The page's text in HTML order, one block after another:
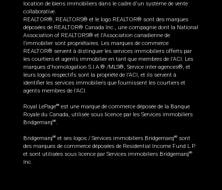
location de biens immobiliers dans le cadre d'un système de vente
collaborative.
REALTOR®, REALTORS® et le logo REALTOR® sont des marques
déposées de REALTOR® Canada Inc., une compagnie dont la National
Association of REALTORS® et l'Association canadienne de
l’immobilier sont propriétaires. Les marques de commerce
REALTOR® servent à distinguer les services immobiliers offerts par
les courtiers et agents immobilier en tant que membres de l'ACI. Les
marques d'homologation S.I.A.® /MLS®, Service inter-agences®, et
leurs logos respectifs sont la propriété de l'ACI, et ils servent à
identifier les services immobiliers que fournissent les courtiers et
agents membres de l'ACI.
Royal LePageMD est une marque de commerce déposée de la Banque
Royale du Canada, utilisée sous licence par les Services immobiliers
BridgemarqMD.
BridgemarqMD et ses logos / Services immobiliers BridgemarqMD
sont
des marques de commerce déposées de Residential Income Fund L.P.
et sont utilisées sous licence par Services immobiliers BridgemarqMD
Inc.